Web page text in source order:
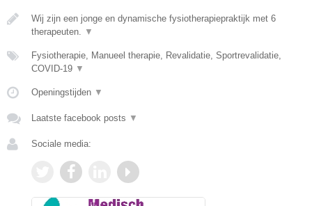
Wij zijn een jonge en dynamische fysiotherapiepraktijk met 6
therapeuten. ▼
Fysiotherapie, Manueel therapie, Revalidatie, Sportrevalidatie,
COVID-19 ▼
Openingstijden ▼
Laatste facebook posts ▼
Sociale media: